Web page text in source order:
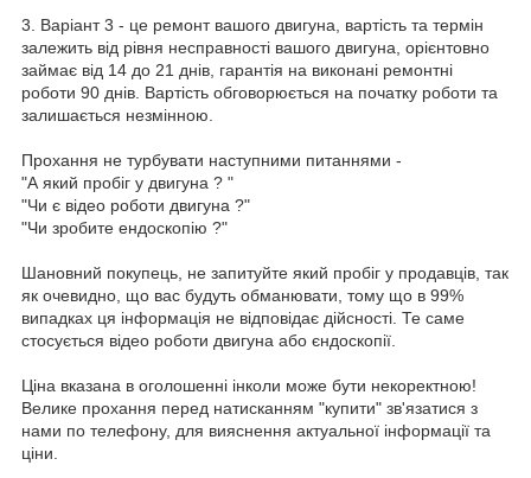
3. Варіант 3 - це ремонт вашого двигуна, вартість та термін
залежить від рівня несправності вашого двигуна, орієнтовно
займає від 14 до 21 днів, гарантія на виконані ремонтні
роботи 90 днів. Вартість обговорюється на початку роботи та
залишається незмінною.
Прохання не турбувати наступними питаннями -
"А який пробіг у двигуна ? "
"Чи є відео роботи двигуна ?"
"Чи зробите ендоскопію ?"
Шановний покупець, не запитуйте який пробіг у продавців, так
як очевидно, що вас будуть обманювати, тому що в 99%
випадках ця інформація не відповідає дійсності. Те саме
стосується відео роботи двигуна або єндоскопії.
Ціна вказана в оголошенні інколи може бути некоректною!
Велике прохання перед натисканням "купити" зв'язатися з
нами по телефону, для вияснення актуальної інформації та
ціни.